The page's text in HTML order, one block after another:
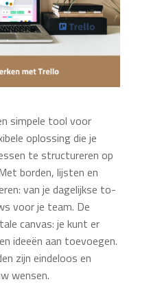
simpele tool voor
oplossing die je
te structureren op
borden, lijsten en
van je dagelijkse to-
voor je team. De
canvas: je kunt er
ideeën aan toevoegen.
zijn eindeloos en
wensen.